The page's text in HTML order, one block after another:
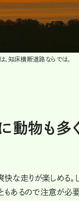
知床横断道路ならでは。
動物も多
快な走りが楽しめる
もあるので注意が